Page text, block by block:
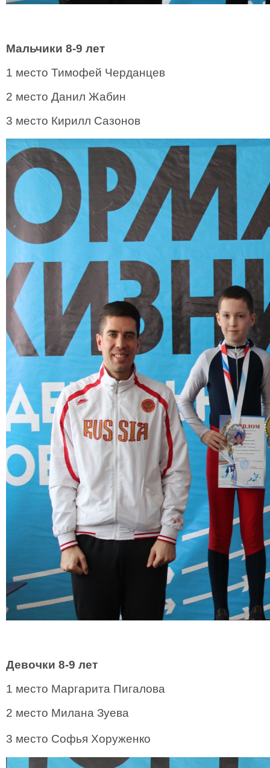
Мальчики 8-9 лет
1 место Тимофей Черданцев
2 место Данил Жабин
3 место Кирилл Сазонов
Девочки 8-9 лет
1 место Маргарита Пигалова
2 место Милана Зуева
3 место Софья Хоруженко